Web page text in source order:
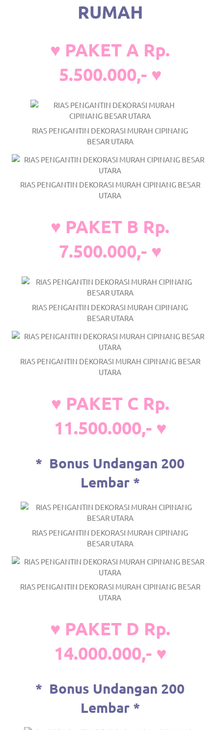
https://
https://www.gameswatches.com
luxury
replica
men's
RUMAH
♥ PAKET A Rp.
5.500.000,- ♥
RIAS PENGANTIN DEKORASI MURAH CIPINANG
BESAR UTARA
RIAS PENGANTIN DEKORASI MURAH CIPINANG BESAR
UTARA
♥ PAKET B Rp.
7.500.000,- ♥
RIAS PENGANTIN DEKORASI MURAH CIPINANG
BESAR UTARA
RIAS PENGANTIN DEKORASI MURAH CIPINANG BESAR
UTARA
♥ PAKET C Rp.
11.500.000,- ♥
* Bonus Undangan 200
Lembar *
RIAS PENGANTIN DEKORASI MURAH CIPINANG
BESAR UTARA
RIAS PENGANTIN DEKORASI MURAH CIPINANG BESAR
UTARA
♥ PAKET D Rp.
14.000.000,- ♥
* Bonus Undangan 200
Lembar *